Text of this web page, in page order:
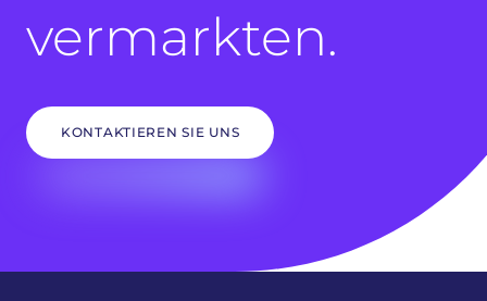
vermarkten.
KONTAKTIEREN SIE UNS